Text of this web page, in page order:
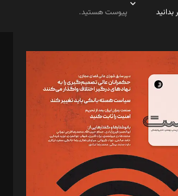
بدانید
پیوست هستید.
اثنی‌عشری
رجبی
ایپکچی
نقاش
آرش برهمند، یسنا امان‌پور، سروش کرمیان،